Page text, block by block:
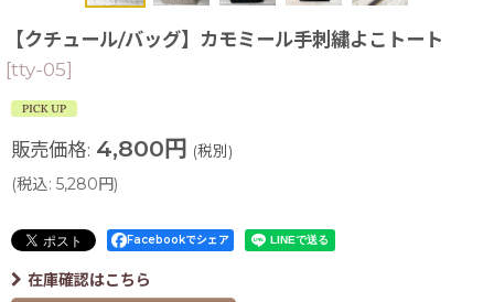
【クチュール/バッグ】カモミール手刺繍よこトート
[tty-05]
販売価格: 4,800円 (税別)
(税込: 5,280円)
Facebookでシェア
在庫確認はこちら